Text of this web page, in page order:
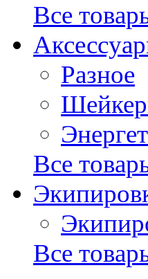
Все
Разное
Все
Все